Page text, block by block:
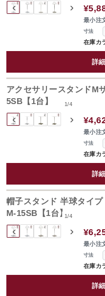
‹ ›
寸法
在庫カ
最小注
詳
‹ ›
1/4
アクセサリースタンド
5SB【1台】
寸法
在庫カ
最小注
詳
‹ ›
1/4
帽子スタンド 半球タイ
M-15SB【1台】
寸法
在庫カ
最小注
詳